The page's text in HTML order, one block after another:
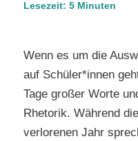
Lesezeit: 5 Minuten
Wenn es um die
auf Schüler*innen
Tage großer Worte
Rhetorik. Während
verlorenen Jahr